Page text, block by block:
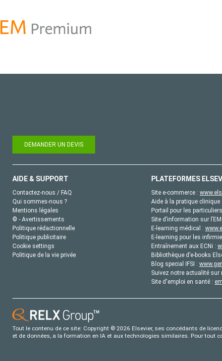
DEMANDER UN DEVIS
AIDE & SUPPORT
Contactez-nous / FAQ
Qui sommes-nous ?
Mentions légales
© - Avertissements
Politique rédactionnelle
Politique publicitaire
Cookie settings
Politique de la vie privée
PLATEFORMES
Site e-commerce :
Aide à la pratique
Portail pour les
Site d’information sur
E-learning médical :
E-learning pour les
Entraînement aux ECNi :
Bibliothèque d’e-books
Blog special IFSI :
Suivez notre actualité sur
Site d'emploi en santé :
Tout le contenu de ce site: Copyright © 2026 Elsevier, ses concédants de
et de données, a la formation en IA et aux technologies similaires. Pour tout